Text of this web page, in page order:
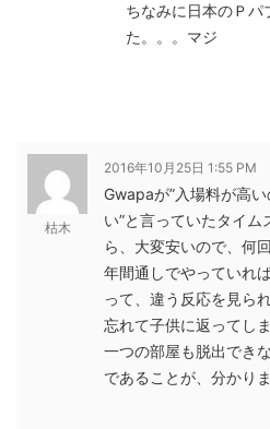
ちなみに日本のＰパ
た。。。マジ
枯木
2016年10月25日 1:55 PM
Gwapaが”入場料が高
い”と言っていたタイム
ら、大変安いので、何
年間通しでやっていれ
って、違う反応を見ら
忘れて子供に返ってし
一つの部屋も脱出でき
であることが、分かりま